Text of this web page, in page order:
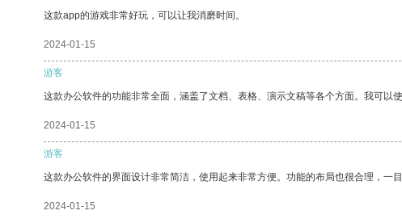
这款app的游戏非常好玩，可以让我消磨时间。
2024-01-15
游客
这款办公软件的功能非常全面，涵盖了文档、表格、演示文稿等各个方面。我可以
2024-01-15
游客
这款办公软件的界面设计非常简洁，使用起来非常方便。功能的布局也很合理，一目
2024-01-15